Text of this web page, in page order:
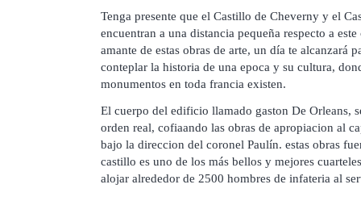
Tenga presente que el Castillo de Cheverny y el
encuentran a una distancia pequeña respecto a
amante de estas obras de arte, un día te alcanzará
conteplar la historia de una epoca y su cultura,
monumentos en toda francia existen.
El cuerpo del edificio llamado gaston De Orleans,
orden real, cofiaando las obras de apropiacion al
bajo la direccion del coronel Paulín. estas obras
castillo es uno de los más bellos y mejores
alojar alrededor de 2500 hombres de infateria al